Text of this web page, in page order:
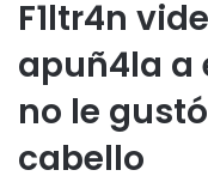
F1ltr4n
apuñ4la a
no le
cabello